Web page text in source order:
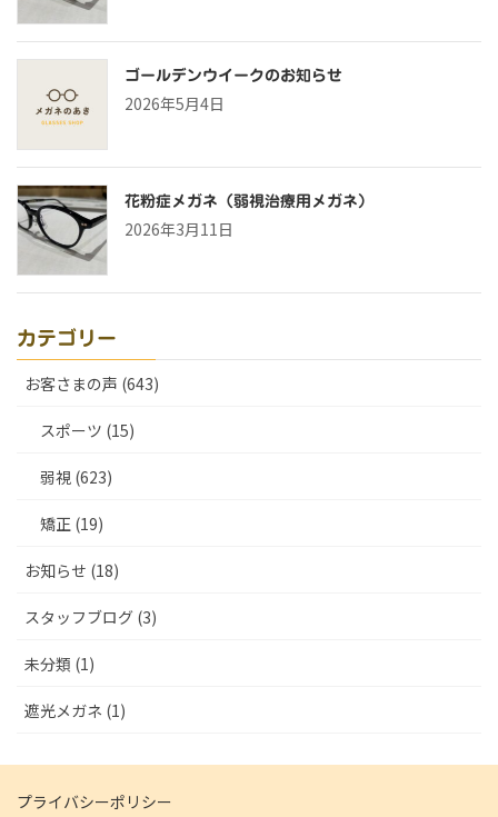
ゴールデンウイークのお知らせ
2026年5月4日
花粉症メガネ（弱視治療用メガネ）
2026年3月11日
カテゴリー
お客さまの声 (643)
スポーツ (15)
弱視 (623)
矯正 (19)
お知らせ (18)
スタッフブログ (3)
未分類 (1)
遮光メガネ (1)
プライバシーポリシー